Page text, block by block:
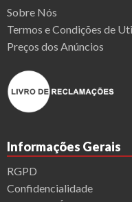
Sobre Nós
Termos e Condições de
Preços dos Anúncios
Informações Gerais
RGPD
Confidencialidade